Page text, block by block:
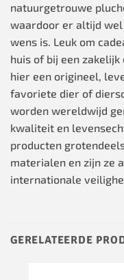
natuurgetrouwe
waardoor er altijd
wens is. Leuk om
huis of bij een
hier een origineel,
favoriete dier of
worden wereldwijd
kwaliteit en
producten
materialen en zijn ze
internationale
GERELATEERDE